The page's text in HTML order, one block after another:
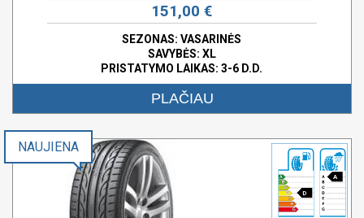
151,00 €
SEZONAS: VASARINĖS
SAVYBĖS: XL
PRISTATYMO LAIKAS: 3-6 D.D.
PLAČIAU
D
A
NAUJIENA